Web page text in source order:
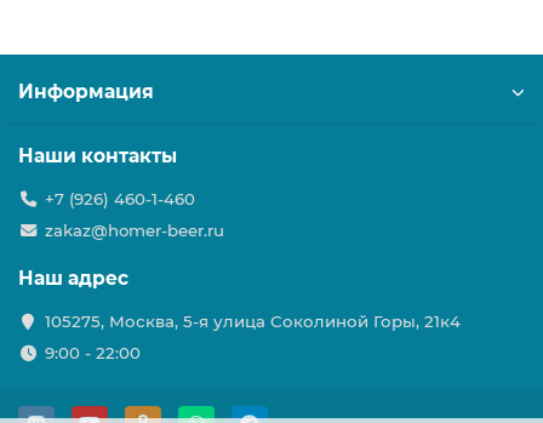
Информация
Наши контакты
+7 (926) 460-1-460
zakaz@homer-beer.ru
Наш адрес
105275, Москва, 5-я улица Соколиной Горы, 21к4
9:00 - 22:00